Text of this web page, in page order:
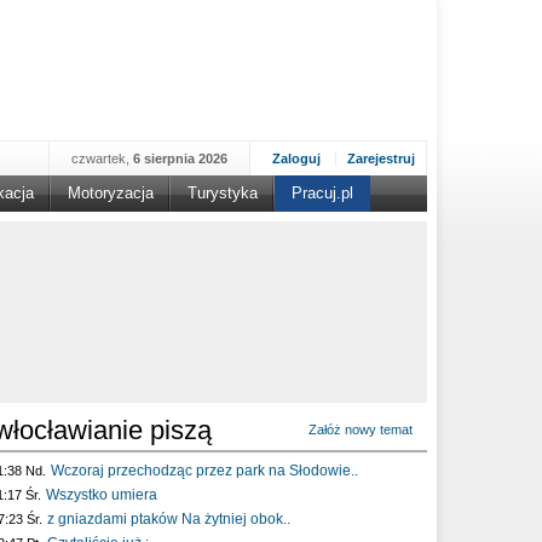
Zaloguj Zarejestruj
czwartek, 6 sierpnia 2026
Motoryzacja Turystyka Pracuj.pl
piszą Załóż nowy temat
Nd. Wczoraj przechodząc przez park na Słodowie..
Śr. Wszystko umiera
Śr. z gniazdami ptaków Na żytniej obok..